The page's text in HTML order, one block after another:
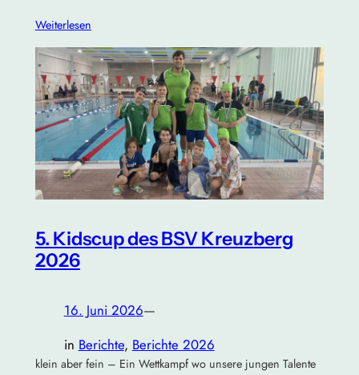
Weiterlesen
5. Kidscup des BSV Kreuzberg
2026
16. Juni 2026—
in Berichte, Berichte 2026
klein aber fein – Ein Wettkampf wo unsere jungen Talente